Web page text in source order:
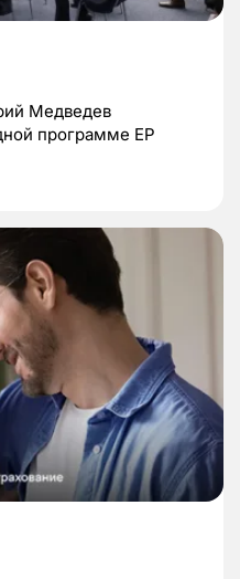
Медведев
программе ЕР